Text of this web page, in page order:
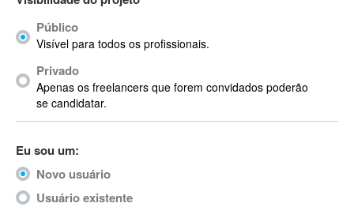
ACID Pro
ACPI
Acrobat
Acrobat X
Acronis
ACT
Actimize
ActionScript
ActionScript 3
Público
Visível para todos os profissionais.
Privado
Apenas os freelancers que forem convidados poderão
se candidatar.
Eu sou um:
Novo usuário
Usuário existente